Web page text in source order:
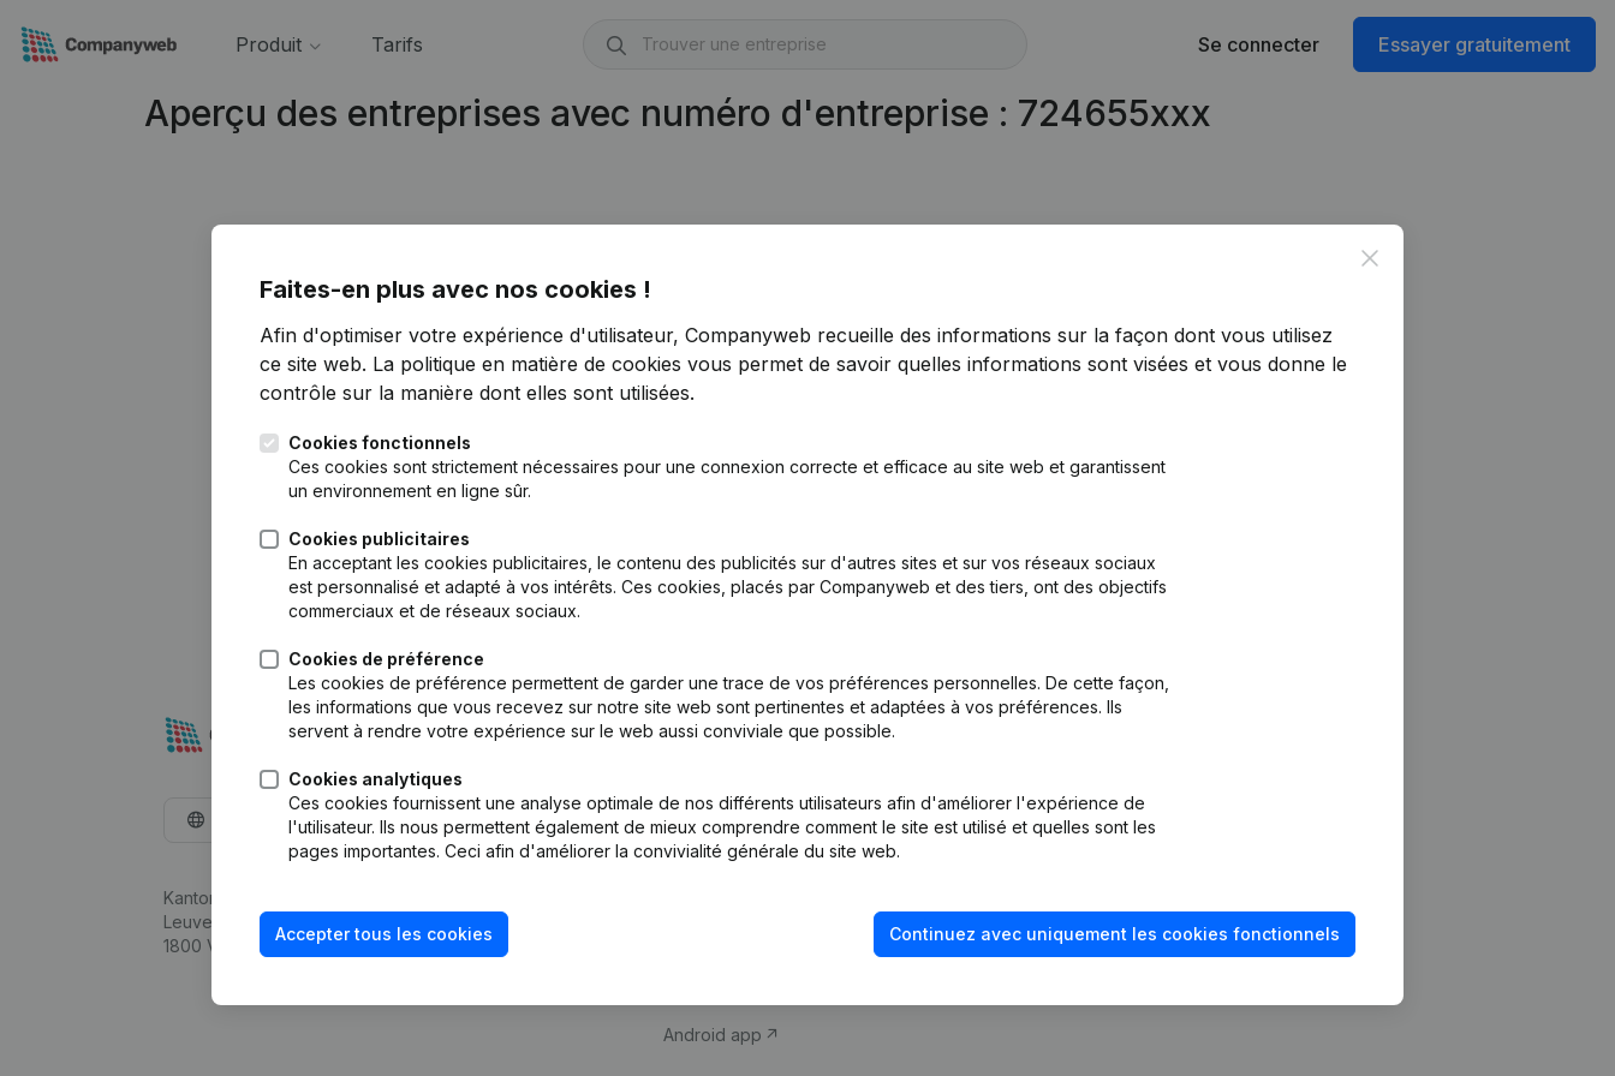
Produit Tarifs Se connecter Essayer gratuitement
Aperçu des entreprises avec numéro d'entreprise : 724655xxx
Close
Faites-en plus avec nos cookies !
Afin d'optimiser votre expérience d'utilisateur, Companyweb recueille des informations sur la façon dont vous utilisez
ce site web. La politique en matière de cookies vous permet de savoir quelles informations sont visées et vous donne le
contrôle sur la manière dont elles sont utilisées.
Cookies fonctionnels
Ces cookies sont strictement nécessaires pour une connexion correcte et efficace au site web et garantissent
un environnement en ligne sûr.
Cookies publicitaires
En acceptant les cookies publicitaires, le contenu des publicités sur d'autres sites et sur vos réseaux sociaux
est personnalisé et adapté à vos intérêts. Ces cookies, placés par Companyweb et des tiers, ont des objectifs
commerciaux et de réseaux sociaux.
Cookies de préférence
Les cookies de préférence permettent de garder une trace de vos préférences personnelles. De cette façon,
les informations que vous recevez sur notre site web sont pertinentes et adaptées à vos préférences. Ils
servent à rendre votre expérience sur le web aussi conviviale que possible.
Cookies analytiques
Ces cookies fournissent une analyse optimale de nos différents utilisateurs afin d'améliorer l'expérience de
l'utilisateur. Ils nous permettent également de mieux comprendre comment le site est utilisé et quelles sont les
pages importantes. Ceci afin d'améliorer la convivialité générale du site web.
Accepter tous les cookies Continuez avec uniquement les cookies fonctionnels
Français
Kantorenpark Everest
Leuvensesteenweg 248D,
1800 Vilvoorde
Produit
d’entreprise
Monitoring
Android app
fraude
Consulter des comptes annuels
Vérification de la solvabilité